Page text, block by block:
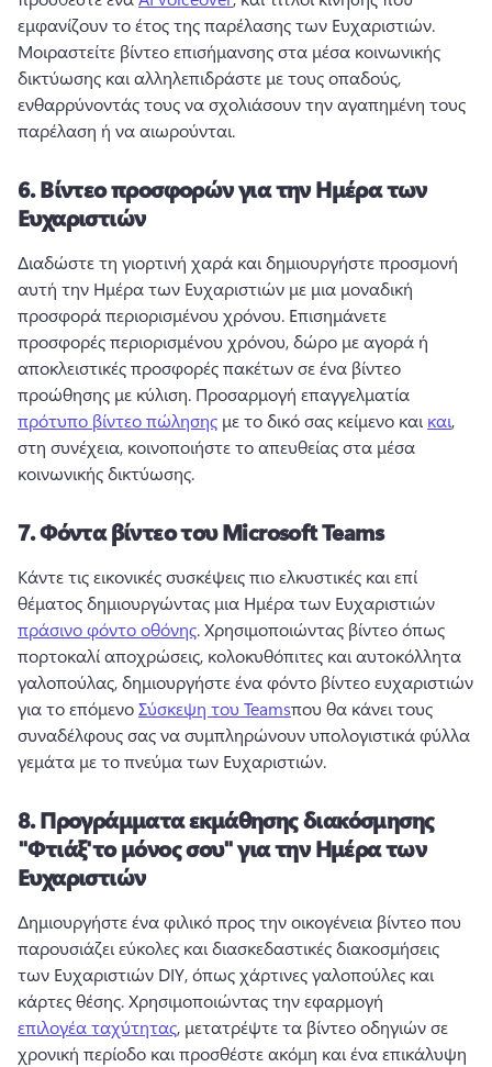
Μοιραστείτε βίντεο επισήμανσης στα μέσα κοινωνικής
δικτύωσης και αλληλεπιδράστε με τους οπαδούς,
ενθαρρύνοντάς τους να σχολιάσουν την αγαπημένη τους
παρέλαση ή να αιωρούνται.
6.Βίντεο προσφορών για την Ημέρα των
Ευχαριστιών
Διαδώστε τη γιορτινή χαρά και δημιουργήστε προσμονή
αυτή την Ημέρα των Ευχαριστιών με μια μοναδική
προσφορά περιορισμένου χρόνου. Επισημάνετε
προσφορές περιορισμένου χρόνου, δώρο με αγορά ή
αποκλειστικές προσφορές πακέτων σε ένα βίντεο
προώθησης με κύλιση. Προσαρμογή επαγγελματία
πρότυπο βίντεο πώλησης με το δικό σας κείμενο και και,
στη συνέχεια, κοινοποιήστε το απευθείας στα μέσα
κοινωνικής δικτύωσης.
7.Φόντα βίντεο του Microsoft Teams
Κάντε τις εικονικές συσκέψεις πιο ελκυστικές και επί
θέματος δημιουργώντας μια Ημέρα των Ευχαριστιών
πράσινο φόντο οθόνης. Χρησιμοποιώντας βίντεο όπως
πορτοκαλί αποχρώσεις, κολοκυθόπιτες και αυτοκόλλητα
γαλοπούλας, δημιουργήστε ένα φόντο βίντεο ευχαριστιών
για το επόμενο Σύσκεψη του Teamsπου θα κάνει τους
συναδέλφους σας να συμπληρώνουν υπολογιστικά φύλλα
γεμάτα με το πνεύμα των Ευχαριστιών.
8.Προγράμματα εκμάθησης διακόσμησης
"Φτιάξ'το μόνος σου" για την Ημέρα των
Ευχαριστιών
Δημιουργήστε ένα φιλικό προς την οικογένεια βίντεο που
παρουσιάζει εύκολες και διασκεδαστικές διακοσμήσεις
των Ευχαριστιών DIY, όπως χάρτινες γαλοπούλες και
κάρτες θέσης. Χρησιμοποιώντας την εφαρμογή
επιλογέα ταχύτητας, μετατρέψτε τα βίντεο οδηγιών σε
χρονική περίοδο και προσθέστε ακόμη και ένα επικάλυψη